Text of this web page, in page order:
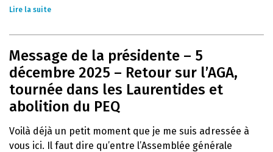
Lire la suite
Message de la présidente – 5
décembre 2025 – Retour sur l’AGA,
tournée dans les Laurentides et
abolition du PEQ
Voilà déjà un petit moment que je me suis adressée à
vous ici. Il faut dire qu’entre l’Assemblée générale